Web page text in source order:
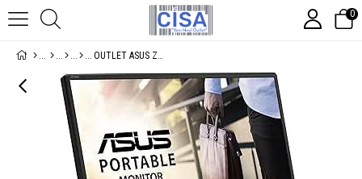
0
OUTLET ASUS ZENSCREEN MB166C 15.6 TAŞINABİLİR USB MONİTÖR IPS 1920X1080 5MS USB TYPE-C, 3 YIL MAT EKRAN, USB TYPE-C TO A ADAPTÖR, DÜŞÜK MAVİ IŞIK MONİTÖR, SİYAH